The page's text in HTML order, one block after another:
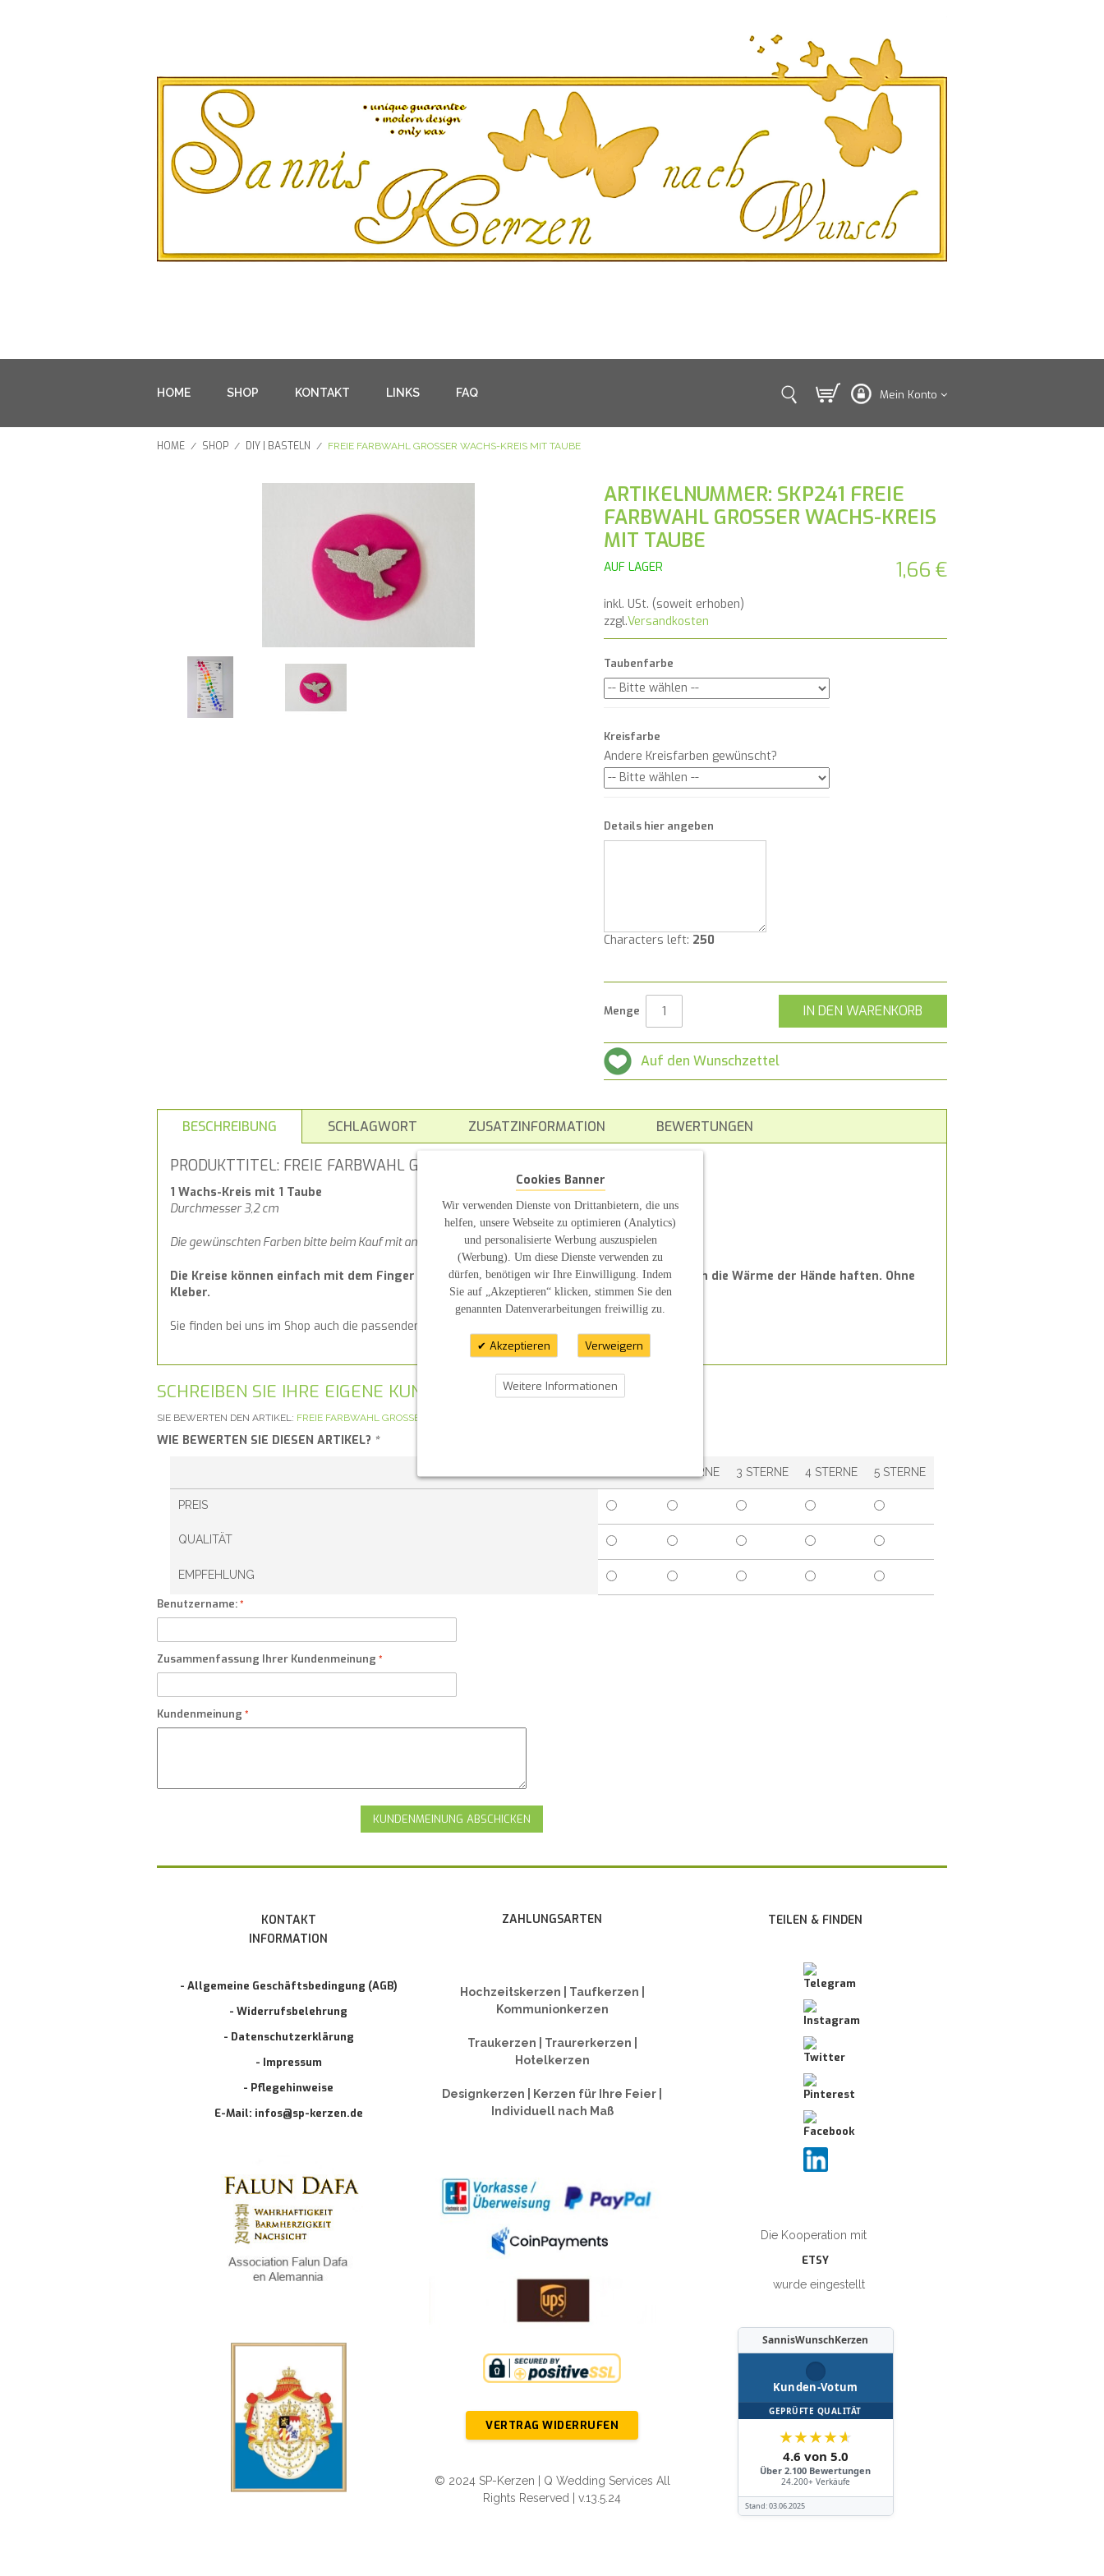
Mein Konto
HOME SHOP KONTAKT LINKS FAQ
HOME / SHOP / DIY | BASTELN / FREIE FARBWAHL GROSSER WACHS-KREIS MIT TAUBE
ARTIKELNUMMER: SKP241 FREIE
FARBWAHL GROSSER WACHS-KREIS M
IT TAUBE
1,66 €
AUF LAGER
inkl. USt. (soweit erhoben)
zzgl.Versandkosten
Taubenfarbe
Kreisfarbe
Andere Kreisfarben gewünscht?
Details hier angeben
Characters left: 250
Menge IN DEN WARENKORB
Auf den Wunschzettel
BESCHREIBUNG SCHLAGWORT ZUSATZINFORMATION BEWERTUNGEN
PRODUKTTITEL: FREIE FARBWAHL GROSSER WACHS-KREIS MIT TAUBE
1 Wachs-Kreis mit 1 Taube
Durchmesser 3,2 cm
Die gewünschten Farben bitte beim Kauf mit angeben
Die Kreise können einfach mit dem Finger auf die Kerze gedrückt werden und bleiben durch die Wärme der Hände haften. Ohne
Kleber.
Sie finden bei uns im Shop auch die passenden Kerzenteller für Ihre selbstgestalteten Kerzen
SCHREIBEN SIE IHRE EIGENE KUNDENMEINUNG
SIE BEWERTEN DEN ARTIKEL: FREIE FARBWAHL GROSSER WACHS-KREIS MIT TAUBE
WIE BEWERTEN SIE DIESEN ARTIKEL? *
2 STERNE 3 STERNE 4 STERNE 5 STERNE
PREIS
QUALITÄT
EMPFEHLUNG
Benutzername:
Zusammenfassung Ihrer Kundenmeinung
Kundenmeinung
KUNDENMEINUNG ABSCHICKEN
KONTAKT
INFORMATION
- Allgemeine Geschäftsbedingung (AGB)
- Widerrufsbelehrung
- Datenschutzerklärung
- Impressum
- Pflegehinweise
E-Mail: infos@sp-kerzen.de
ZAHLUNGSARTEN
Hochzeitskerzen | Taufkerzen |
Kommunionkerzen
Traukerzen | Traurerkerzen |
Hotelkerzen
Designkerzen | Kerzen für Ihre Feier |
Individuell nach Maß
VERTRAG WIDERRUFEN
© 2024 SP-Kerzen | Q Wedding Services All
Rights Reserved | v.13.5.24
TEILEN & FINDEN
Die Kooperation mit
ETSY
wurde eingestellt
SannisWunschKerzen
Kunden-Votum
GEPRÜFTE QUALITÄT
★★★★★
4.6 von 5.0
Über 2.100 Bewertungen
24.200+ Verkäufe
Stand:03.06.2025
Cookies Banner
Wir verwenden Dienste von Drittanbietern, die uns
helfen, unsere Webseite zu optimieren (Analytics)
und personalisierte Werbung auszuspielen
(Werbung). Um diese Dienste verwenden zu
dürfen, benötigen wir Ihre Einwilligung. Indem
Sie auf „Akzeptieren“ klicken, stimmen Sie den
genannten Datenverarbeitungen freiwillig zu.
Akzeptieren Verweigern
Weitere Informationen